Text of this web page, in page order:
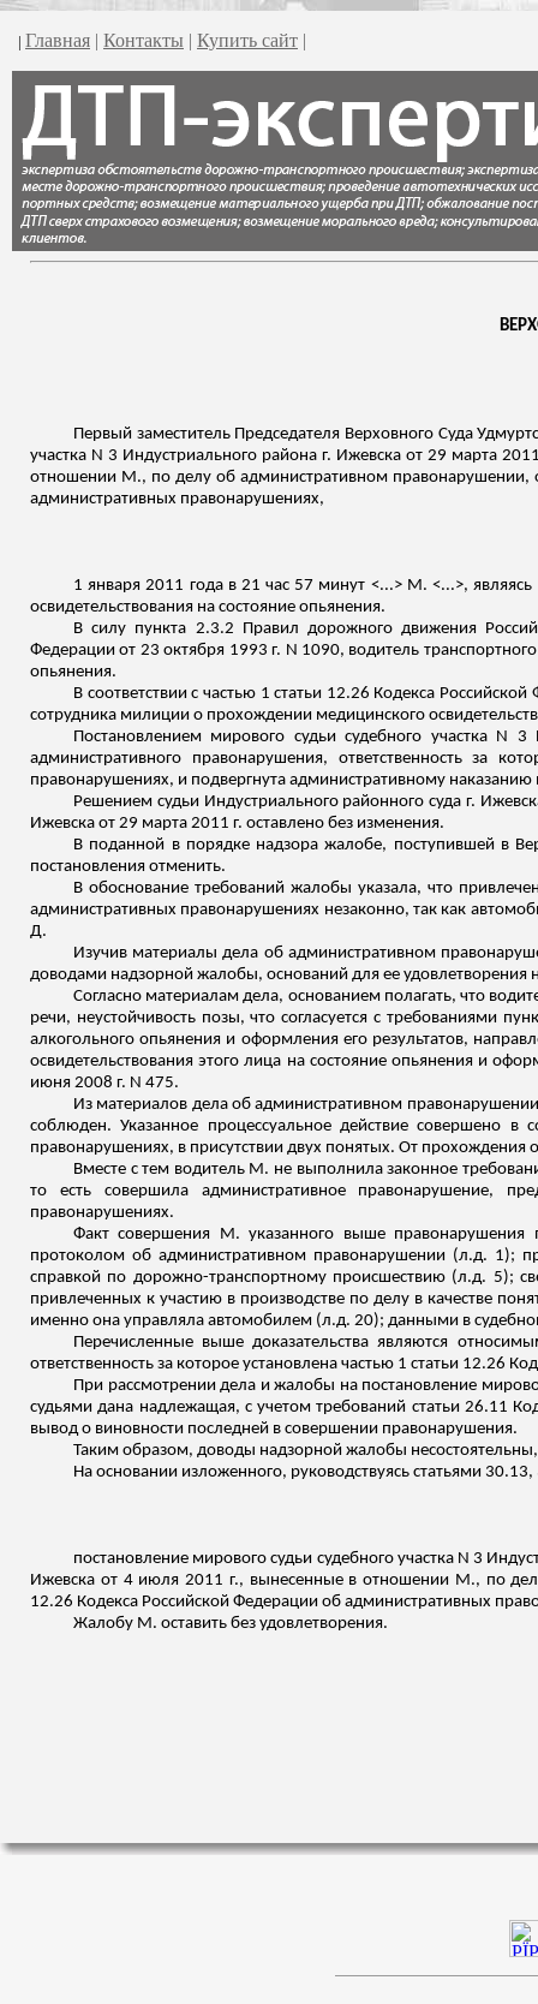
| Главная | Контакты | Купить сайт |
Первый заместитель Председателя Верховного Суда
участка N 3 Индустриального района г. Ижевска от 29 марта
отношении М., по делу об административном правонарушении,
административных правонарушениях,
1 января 2011 года в 21 час 57 минут <...> М. <...>,
освидетельствования на состояние опьянения.
В силу пункта 2.3.2 Правил дорожного движения
Федерации от 23 октября 1993 г. N 1090, водитель
опьянения.
В соответствии с частью 1 статьи 12.26 Кодекса
сотрудника милиции о прохождении медицинского
Постановлением мирового судьи судебного участка
административного правонарушения, ответственность за
правонарушениях, и подвергнута административному
Решением судьи Индустриального районного суда г.
Ижевска от 29 марта 2011 г. оставлено без изменения.
В поданной в порядке надзора жалобе, поступившей в
постановления отменить.
В обоснование требований жалобы указала, что
административных правонарушениях незаконно, так как
Д.
Изучив материалы дела об административном
доводами надзорной жалобы, оснований для ее удовлетворения
Согласно материалам дела, основанием полагать, что
речи, неустойчивость позы, что согласуется с требованиями
алкогольного опьянения и оформления его результатов,
освидетельствования этого лица насостояние опьянения и
июня 2008 г. N 475.
Из материалов дела об административном
соблюден. Указанное процессуальное действие совершено в
правонарушениях, в присутствии двух понятых. От прохождения
Вместе с тем водитель М. не выполнила законное
то есть совершила административное правонарушение,
правонарушениях.
Факт совершения М. указанного выше правонарушения
протоколом об административном правонарушении (л.д. 1);
справкой по дорожно-транспортному происшествию (л.д. 5);
привлеченных к участию в производстве по делу в качестве
именно она управляла автомобилем (л.д. 20); данными в
Перечисленные выше доказательства являются
ответственность за которое установлена частью 1 статьи 12.26
При рассмотрении дела и жалобы на постановление
судьями дана надлежащая, с учетом требований статьи 26.11
вывод о виновности последней в совершении правонарушения.
Таким образом, доводы надзорной жалобы
На основании изложенного, руководствуясь статьями
постановление мирового судьи судебного участка N 3
Ижевска от 4 июля 2011 г., вынесенные в отношении М., по
12.26 Кодекса Российской Федерации об административных
Жалобу М. оставить без удовлетворения.